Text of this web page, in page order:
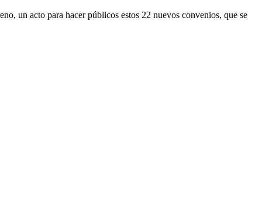
un acto para hacer públicos estos 22 nuevos convenios, que se